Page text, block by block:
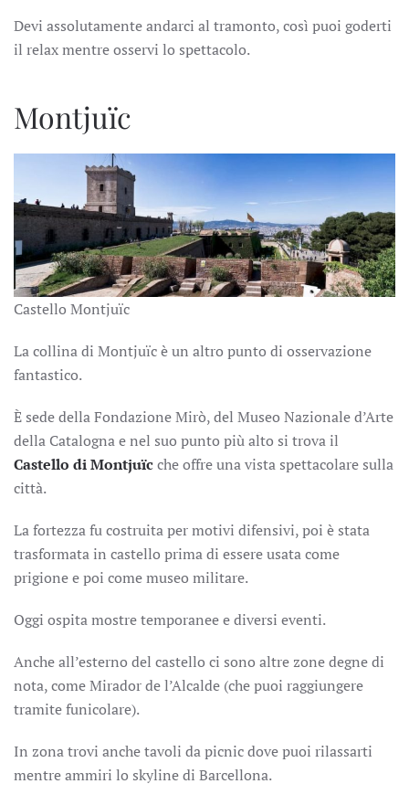
Devi assolutamente andarci al tramonto, così puoi goderti
il relax mentre osservi lo spettacolo.
Montjuïc
Castello Montjuïc
La collina di Montjuïc è un altro punto di osservazione
fantastico.
È sede della Fondazione Mirò, del Museo Nazionale d’Arte
della Catalogna e nel suo punto più alto si trova il
Castello di Montjuïcche offre una vista spettacolare sulla
città.
La fortezza fu costruita per motivi difensivi, poi è stata
trasformata in castello prima di essere usata come
prigione e poi come museo militare.
Oggi ospita mostre temporanee e diversi eventi.
Anche all’esterno del castello ci sono altre zone degne di
nota, come Mirador de l’Alcalde (che puoi raggiungere
tramite funicolare).
In zona trovi anche tavoli da picnic dove puoi rilassarti
mentre ammiri lo skyline di Barcellona.